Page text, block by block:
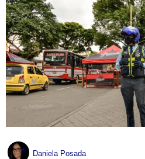
Daniela Posada